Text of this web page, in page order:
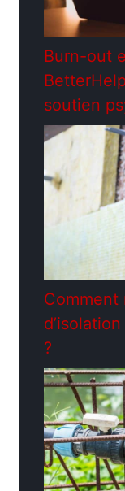
Burn-out
soutien
Comment
?